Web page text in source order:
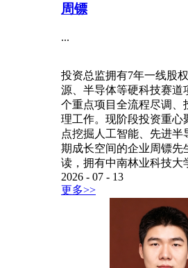
周镖
...
投资总监拥有7年一线股
源、半导体等硬科技赛道
个重点项目全流程尽调、
理工作。现阶段投资重心
点挖掘人工智能、先进
期成长空间的企业周镖先
读，拥有中南林业科技大
2026 - 07 - 13
更多>>